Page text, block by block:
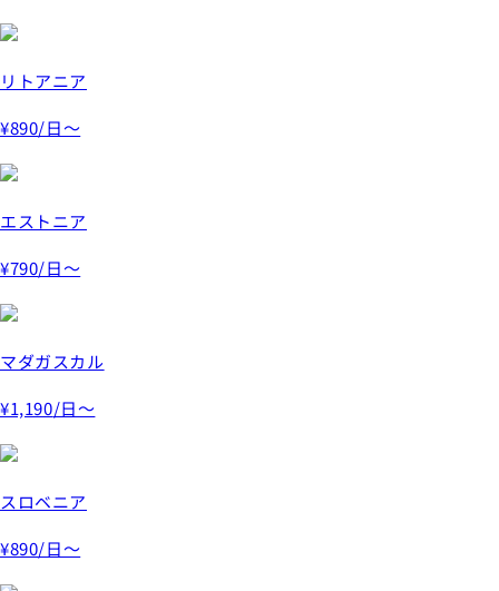
リトアニア
¥890/日～
エストニア
¥790/日～
マダガスカル
¥1,190/日～
スロベニア
¥890/日～